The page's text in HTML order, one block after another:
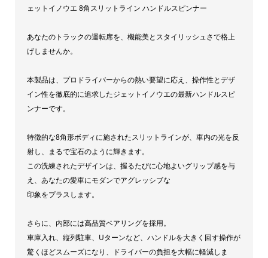
ラ
ン
ン
ド
ブ
ェ
ッ
イ
ノ
ェットイノウエ 8角スリットライン ハンドルスピンナー
あなたのトラックの運転席を、機能美とスタイリッシュさで格上
げしませんか。
本製品は、プロドライバーからの熱い要望に応え、操作性とデザ
イン性を徹底的に追求したジェットイノウエの最新ハンドルスピ
ンナーです。
特徴的な8角形ボディに施されたスリットラインが、車内の光を反
射し、まるで宝石のように輝きます。
この洗練されたデザインは、握るたびに心地よいグリップ感を与
え、あなたの愛車にモダンでアグレッシブな
印象をプラスします。
さらに、内部には高品質ベアリングを採用。
車庫入れ、縦列駐車、Uターンなど、ハンドルを大きく回す操作が
驚くほどスムーズになり、ドライバーの負担を大幅に軽減しま